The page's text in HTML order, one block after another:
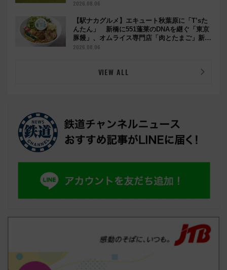
2026.08.06
【駅ナカグルメ】エキュート秋葉原に「T’sた
んたん」 新橋に551蓬莱のDNAを継ぐ「東京
豚饅」、オムライス専門店「肉とたまご」新グ
ルメ続々登場！【2026年8月】
2026.08.06
VIEW ALL